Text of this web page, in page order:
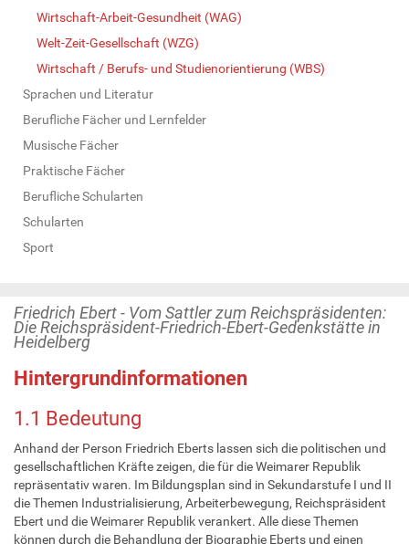
Wirtschaft-Arbeit-Gesundheit (WAG)
Welt-Zeit-Gesellschaft (WZG)
Wirtschaft / Berufs- und Studienorientierung (WBS)
Sprachen und Literatur
Berufliche Fächer und Lernfelder
Musische Fächer
Praktische Fächer
Berufliche Schularten
Schularten
Sport
Friedrich Ebert - Vom Sattler zum Reichspräsidenten:
Die Reichspräsident-Friedrich-Ebert-Gedenkstätte in
Heidelberg
Hintergrundinformationen
1.1 Bedeutung
Anhand der Person Friedrich Eberts lassen sich die politischen und
gesellschaftlichen Kräfte zeigen, die für die Weimarer Republik
repräsentativ waren. Im Bildungsplan sind in Sekundarstufe I und II
die Themen Industrialisierung, Arbeiterbewegung, Reichspräsident
Ebert und die Weimarer Republik verankert. Alle diese Themen
können durch die Behandlung der Biographie Eberts und einen